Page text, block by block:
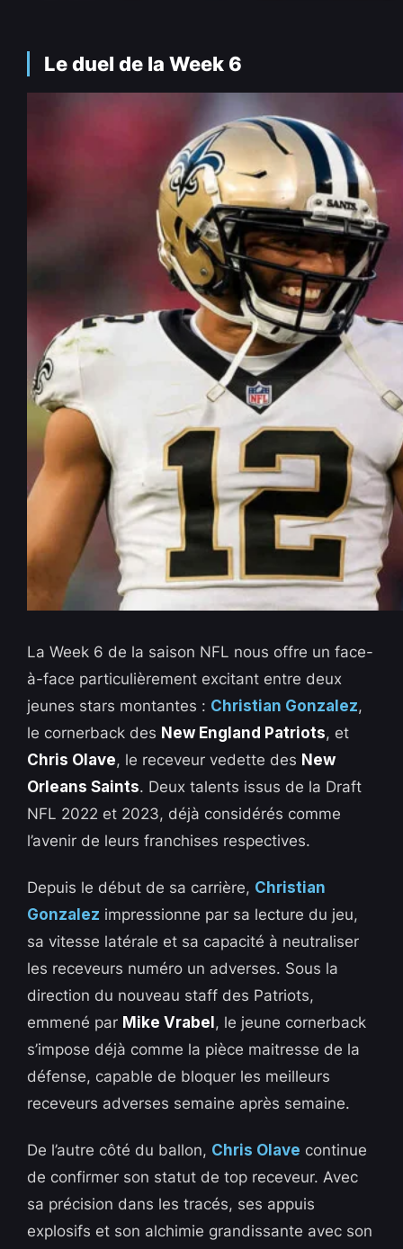
Le duel de la Week 6
La Week 6 de la saison NFL nous offre un face-
à-face particulièrement excitant entre deux
jeunes stars montantes : Christian Gonzalez,
le cornerback des New England Patriots, et
Chris Olave, le receveur vedette des New
Orleans Saints. Deux talents issus de la Draft
NFL 2022 et 2023, déjà considérés comme
l’avenir de leurs franchises respectives.
Depuis le début de sa carrière, Christian
Gonzalez impressionne par sa lecture du jeu,
sa vitesse latérale et sa capacité à neutraliser
les receveurs numéro un adverses. Sous la
direction du nouveau staff des Patriots,
emmené par Mike Vrabel, le jeune cornerback
s’impose déjà comme la pièce maitresse de la
défense, capable de bloquer les meilleurs
receveurs adverses semaine après semaine.
De l’autre côté du ballon, Chris Olave continue
de confirmer son statut de top receveur. Avec
sa précision dans les tracés, ses appuis
explosifs et son alchimie grandissante avec son